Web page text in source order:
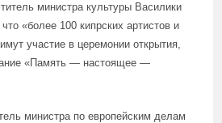
министра культуры Василики
«более 100 кипрских артистов и
участие в церемонии открытия,
«Память — настоящее —
министра по европейским делам